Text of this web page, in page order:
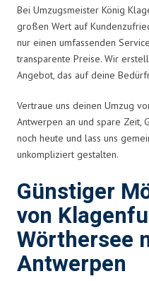
Bei Umzugsmeister König
großen Wert auf
nur einen umfassenden
transparente Preise. Wir
Angebot, das auf deine
Vertraue uns deinen Umzug
Antwerpen an und spare Zeit,
noch heute und lass uns
unkompliziert gestalten.
Günstiger
von
Wörthersee
Antwerpen